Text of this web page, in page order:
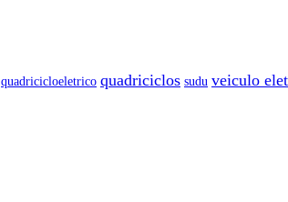
quadricicloeletrico quadriciclos sudu veiculo